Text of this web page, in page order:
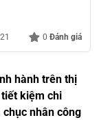
21 0 Đánh giá
hành trên thị
kiệm chi
nhân công